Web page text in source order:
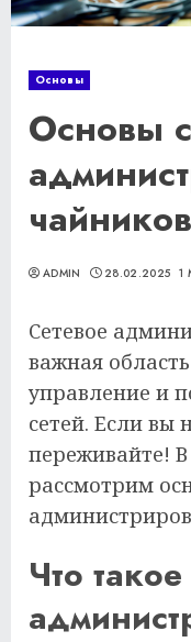
Основы
Основы
чайников
ADMIN 28.02.2025 1
Сетевое
важная
управление и
сетей. Если вы
переживайте!
рассмотрим
Что